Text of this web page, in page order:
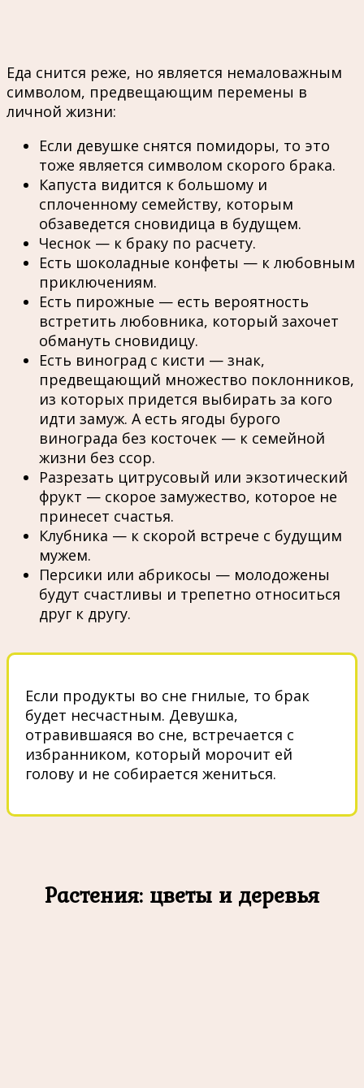
Еда снится реже, но является немаловажным
символом, предвещающим перемены в
личной жизни:
Если девушке снятся помидоры, то это
тоже является символом скорого брака.
Капуста видится к большому и
сплоченному семейству, которым
обзаведется сновидица в будущем.
Чеснок — к браку по расчету.
Есть шоколадные конфеты — к любовным
приключениям.
Есть пирожные — есть вероятность
встретить любовника, который захочет
обмануть сновидицу.
Есть виноград с кисти — знак,
предвещающий множество поклонников,
из которых придется выбирать за кого
идти замуж. А есть ягоды бурого
винограда без косточек — к семейной
жизни без ссор.
Разрезать цитрусовый или экзотический
фрукт — скорое замужество, которое не
принесет счастья.
Клубника — к скорой встрече с будущим
мужем.
Персики или абрикосы — молодожены
будут счастливы и трепетно относиться
друг к другу.
Если продукты во сне гнилые, то брак
будет несчастным. Девушка,
отравившаяся во сне, встречается с
избранником, который морочит ей
голову и не собирается жениться.
Растения: цветы и деревья